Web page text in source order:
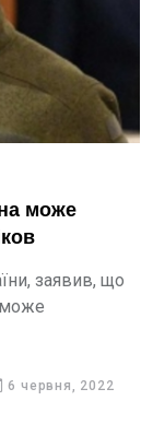
може
заявив, що
може
6 червня, 2022